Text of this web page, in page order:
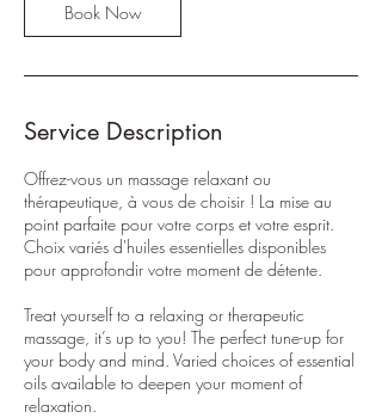
Book Now
Service Description
Offrez-vous un massage relaxant ou
thérapeutique, à vous de choisir ! La mise au
point parfaite pour votre corps et votre esprit.
Choix variés d'huiles essentielles disponibles
pour approfondir votre moment de détente.
Treat yourself to a relaxing or therapeutic
massage, it’s up to you! The perfect tune-up for
your body and mind. Varied choices of essential
oils available to deepen your moment of
relaxation.